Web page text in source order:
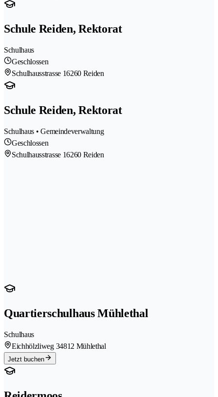
Schule Reiden, Rektorat
Schulhaus
Geschlossen
Schulhausstrasse 16260 Reiden
Schule Reiden, Rektorat
Schulhaus • Gemeindeverwaltung
Geschlossen
Schulhausstrasse 16260 Reiden
Quartierschulhaus Mühlethal
Schulhaus
Eichhölzliweg 34812 Mühlethal
Jetzt buchen